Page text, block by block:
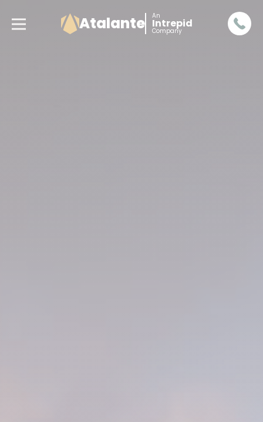
Atalante An
Intrepid
Company